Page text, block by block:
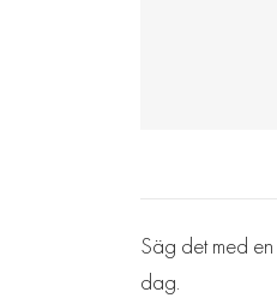
Säg det med
dag.